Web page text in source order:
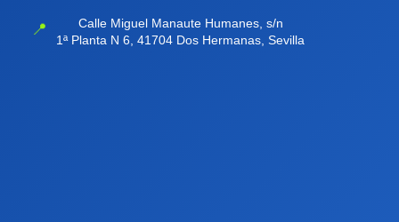
📍
Calle Miguel Manaute Humanes, s/n
1ª Planta N 6, 41704 Dos Hermanas, Sevilla